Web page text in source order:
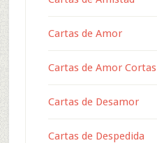
Cartas de Amor
Cartas de Amor Cortas
Cartas de Desamor
Cartas de Despedida